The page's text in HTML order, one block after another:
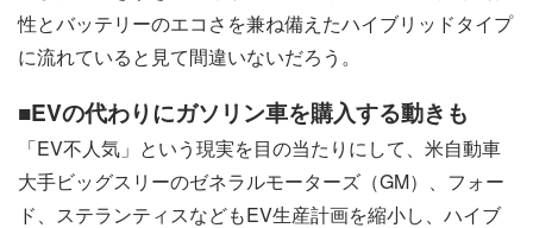
性とバッテリーのエコさを兼ね備えたハイブリッドタイプ
に流れていると見て間違いないだろう。
■EVの代わりにガソリン車を購入する動きも
「EV不人気」という現実を目の当たりにして、米自動車
大手ビッグスリーのゼネラルモーターズ（GM）、フォー
ド、ステランティスなどもEV生産計画を縮小し、ハイブ